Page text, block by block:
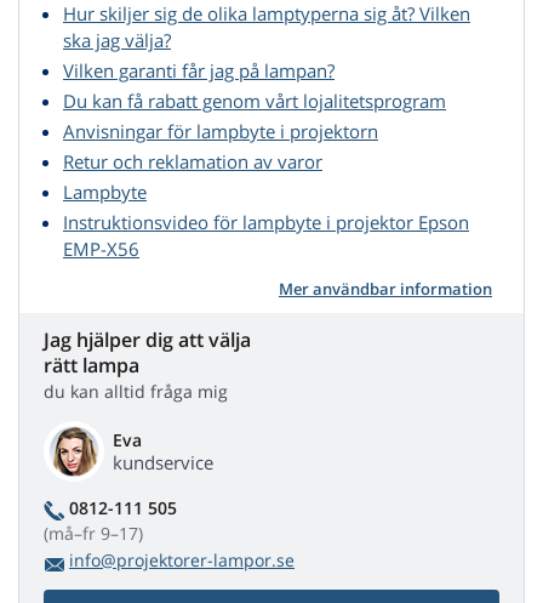
Hur skiljer sig de olika lamptyperna sig åt? Vilken
ska jag välja?
Vilken garanti får jag på lampan?
Du kan få rabatt genom vårt lojalitetsprogram
Anvisningar för lampbyte i projektorn
Retur och reklamation av varor
Lampbyte
Instruktionsvideo för lampbyte i projektor Epson
EMP-X56
Mer användbar information
Jag hjälper dig att välja
rätt lampa
du kan alltid fråga mig
Eva
kundservice
0812-111 505
(må–fr 9–17)
info@projektorer-lampor.se